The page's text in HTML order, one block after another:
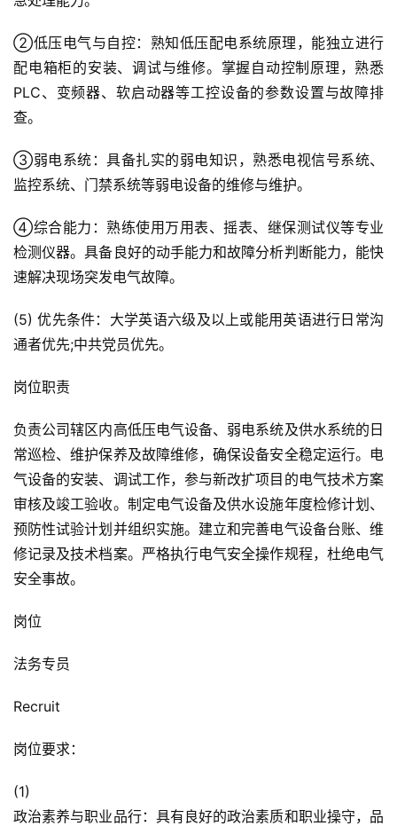
②低压电气与自控：熟知低压配电系统原理，能独立进行
配电箱柜的安装、调试与维修。掌握自动控制原理，熟悉
PLC、变频器、软启动器等工控设备的参数设置与故障排
查。
③弱电系统：具备扎实的弱电知识，熟悉电视信号系统、
监控系统、门禁系统等弱电设备的维修与维护。
④综合能力：熟练使用万用表、摇表、继保测试仪等专业
检测仪器。具备良好的动手能力和故障分析判断能力，能快
速解决现场突发电气故障。
(5) 优先条件：大学英语六级及以上或能用英语进行日常沟
通者优先;中共党员优先。
岗位职责
负责公司辖区内高低压电气设备、弱电系统及供水系统的日
常巡检、维护保养及故障维修，确保设备安全稳定运行。电
气设备的安装、调试工作，参与新改扩项目的电气技术方案
审核及竣工验收。制定电气设备及供水设施年度检修计划、
预防性试验计划并组织实施。建立和完善电气设备台账、维
修记录及技术档案。严格执行电气安全操作规程，杜绝电气
安全事故。
岗位
法务专员
Recruit
岗位要求：
(1)
政治素养与职业品行：具有良好的政治素质和职业操守，品